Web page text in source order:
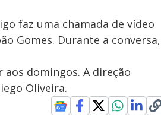
faz uma chamada de vídeo
Gomes. Durante a conversa,
domingos. A direção
Oliveira.